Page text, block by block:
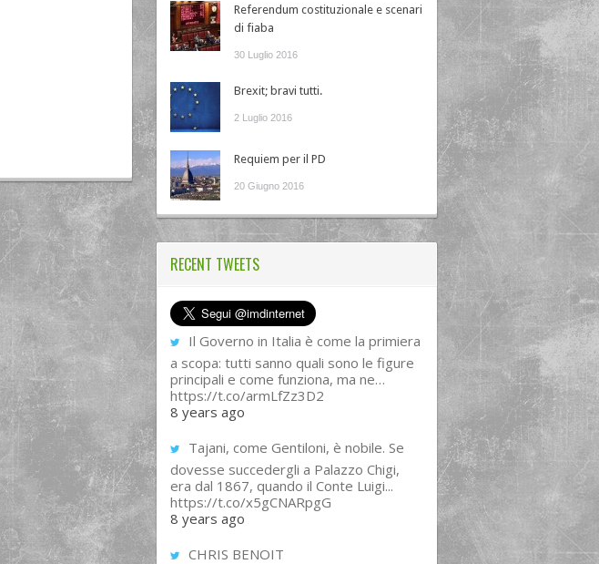
Referendum costituzionale e scenari
di fiaba
30 Luglio 2016
Brexit; bravi tutti.
2 Luglio 2016
Requiem per il PD
20 Giugno 2016
RECENT TWEETS
Il Governo in Italia è come la primiera
a scopa: tutti sanno quali sono le figure
principali e come funziona, ma ne…
https://t.co/armLfZz3D2
8 years ago
Tajani, come Gentiloni, è nobile. Se
dovesse succedergli a Palazzo Chigi,
era dal 1867, quando il Conte Luigi...
https://t.co/x5gCNARpgG
8 years ago
CHRIS BENOIT